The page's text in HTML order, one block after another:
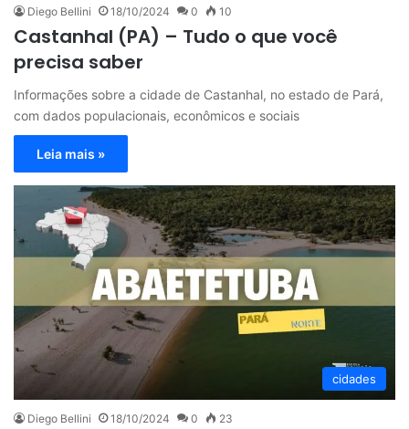
Diego Bellini 18/10/2024 0 10
Castanhal (PA) – Tudo o que você
precisa saber
Informações sobre a cidade de Castanhal, no estado de Pará,
com dados populacionais, econômicos e sociais
Leia mais »
cidades
Diego Bellini 18/10/2024 0 23